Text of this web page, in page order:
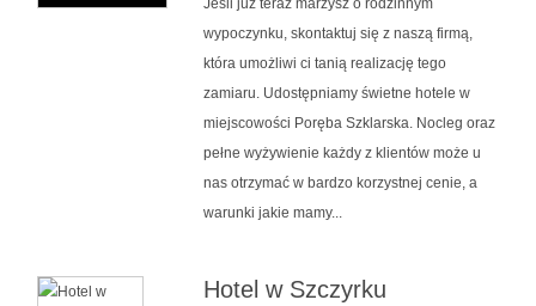
Jeśli już teraz marzysz o rodzinnym
wypoczynku, skontaktuj się z naszą firmą,
która umożliwi ci tanią realizację tego
zamiaru. Udostępniamy świetne hotele w
miejscowości Poręba Szklarska. Nocleg oraz
pełne wyżywienie każdy z klientów może u
nas otrzymać w bardzo korzystnej cenie, a
warunki jakie mamy...
Hotel w Szczyrku